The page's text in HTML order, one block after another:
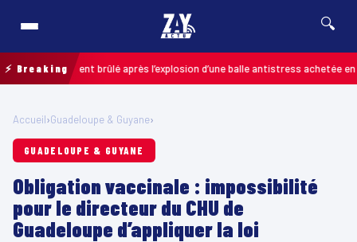
🔍
⚡ Breakingbrûlé après l’explosion d’une balle antistress achetée en magasin
Accueil›Guadeloupe & Guyane›
GUADELOUPE & GUYANE
Obligation vaccinale : impossibilité
pour le directeur du CHU de
Guadeloupe d’appliquer la loi